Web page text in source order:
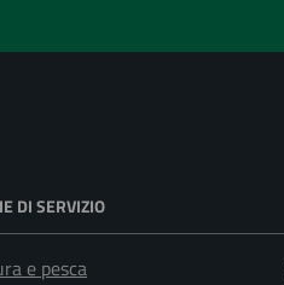
DI SERVIZIO
e pesca